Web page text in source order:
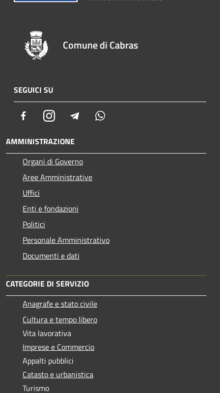
Comune di Cabras
SEGUICI SU
FacebookInstagram Telegram
AMMINISTRAZIONE
Organi di Governo
Aree Amministrative
Uffici
Enti e fondazioni
Politici
Personale Amministrativo
Documenti e dati
CATEGORIE DI SERVIZIO
Anagrafe e stato civile
Cultura e tempo libero
Vita lavorativa
Imprese e Commercio
Appalti pubblici
Catasto e urbanistica
Turismo